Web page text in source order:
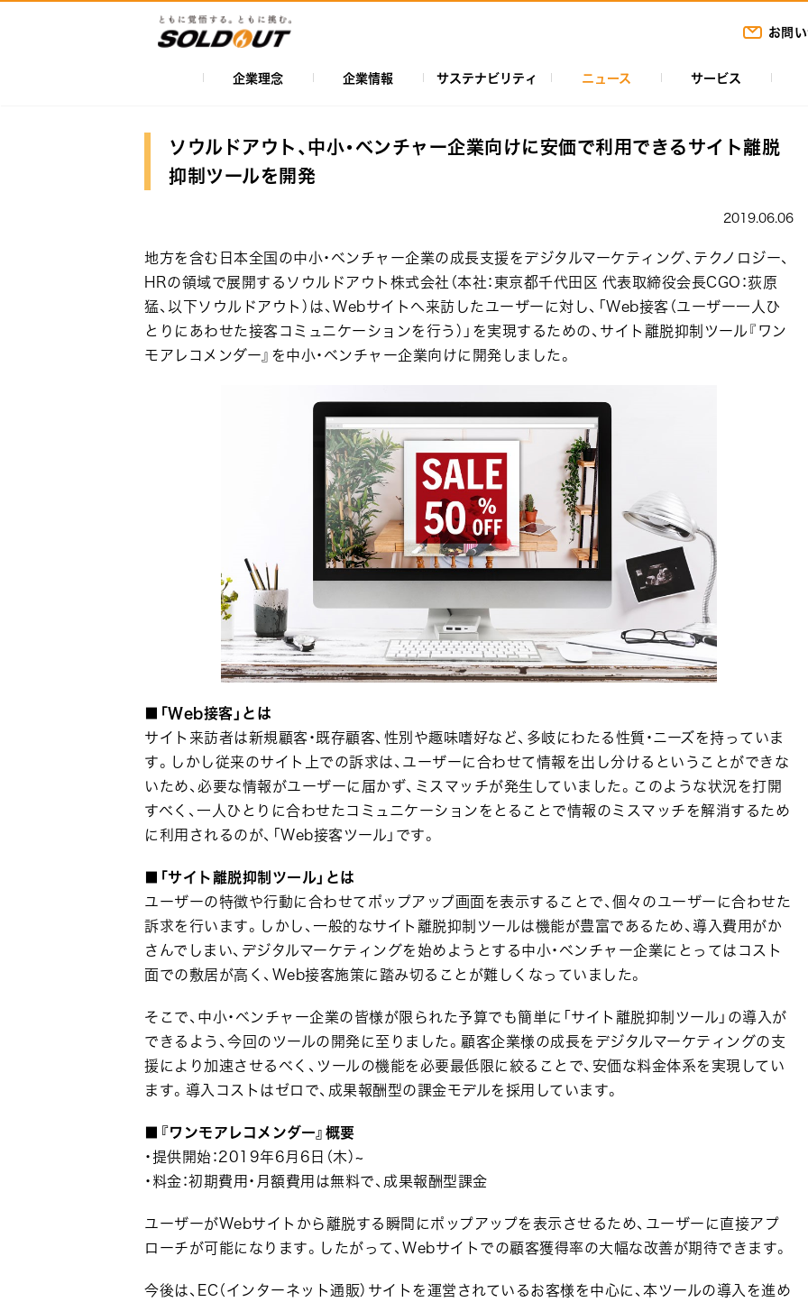
お問
ン
ナ
ー
シ
ョ
ン
企業理念 企業情報 サステナビリティ ニュース サービス
ソウルドアウト、中小・ベンチャー企業向けに安価で利用できるサイト離脱
抑制ツールを開発
2019.06.06
地方を含む日本全国の中小・ベンチャー企業の成長支援をデジタルマーケティング、テクノロジー、
HRの領域で展開するソウルドアウト株式会社（本社：東京都千代田区 代表取締役会長CGO：荻原
猛、以下ソウルドアウト）は、Webサイトへ来訪したユーザーに対し、「Web接客（ユーザー一人ひ
とりにあわせた接客コミュニケーションを行う）」を実現するための、サイト離脱抑制ツール『ワン
モアレコメンダー』を中小・ベンチャー企業向けに開発しました。
■「Web接客」とは
サイト来訪者は新規顧客・既存顧客、性別や趣味嗜好など、多岐にわたる性質・ニーズを持っていま
す。しかし従来のサイト上での訴求は、ユーザーに合わせて情報を出し分けるということができな
いため、必要な情報がユーザーに届かず、ミスマッチが発生していました。このような状況を打開
すべく、一人ひとりに合わせたコミュニケーションをとることで情報のミスマッチを解消するため
に利用されるのが、「Web接客ツール」です。
■「サイト離脱抑制ツール」とは
ユーザーの特徴や行動に合わせてポップアップ画面を表示することで、個々のユーザーに合わせた
訴求を行います。しかし、一般的なサイト離脱抑制ツールは機能が豊富であるため、導入費用がか
さんでしまい、デジタルマーケティングを始めようとする中小・ベンチャー企業にとってはコスト
面での敷居が高く、Web接客施策に踏み切ることが難しくなっていました。
そこで、中小・ベンチャー企業の皆様が限られた予算でも簡単に「サイト離脱抑制ツール」の導入が
できるよう、今回のツールの開発に至りました。顧客企業様の成長をデジタルマーケティングの支
援により加速させるべく、ツールの機能を必要最低限に絞ることで、安価な料金体系を実現してい
ます。導入コストはゼロで、成果報酬型の課金モデルを採用しています。
■『ワンモアレコメンダー』概要
・提供開始：2019年6月6日（木）~
・料金：初期費用・月額費用は無料で、成果報酬型課金
ユーザーがWebサイトから離脱する瞬間にポップアップを表示させるため、ユーザーに直接アプ
ローチが可能になります。したがって、Webサイトでの顧客獲得率の大幅な改善が期待できます。
今後は、EC（インターネット通販）サイトを運営されているお客様を中心に、本ツールの導入を進め